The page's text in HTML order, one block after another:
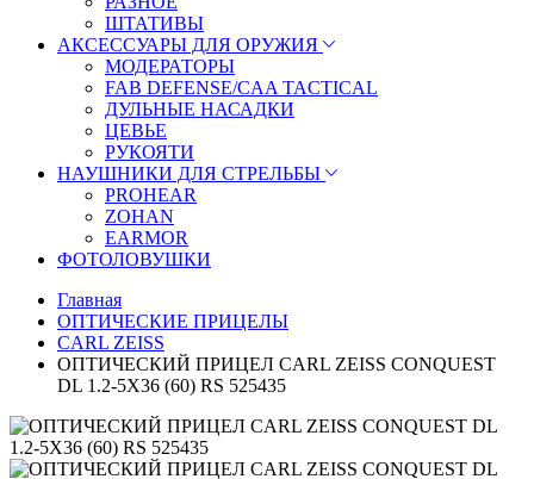
ШТАТИВЫ
АКСЕССУАРЫ ДЛЯ ОРУЖИЯ
МОДЕРАТОРЫ
FAB DEFENSE/CAA TACTICAL
ДУЛЬНЫЕ НАСАДКИ
ЦЕВЬЕ
РУКОЯТИ
НАУШНИКИ ДЛЯ СТРЕЛЬБЫ
PROHEAR
ZOHAN
EARMOR
ФОТОЛОВУШКИ
Главная
ОПТИЧЕСКИЕ ПРИЦЕЛЫ
CARL ZEISS
ОПТИЧЕСКИЙ ПРИЦЕЛ CARL ZEISS CONQUEST
DL 1.2-5X36 (60) RS 525435